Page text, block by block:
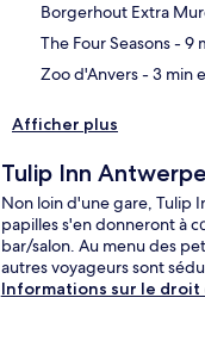
Borgerhout Extra
The Four Seasons- 9
Zoo d'Anvers- 3 min
Afficher plus
Tulip Inn
Non loin d'une gare, Tulip
papilles s'en donneront à
bar/salon. Au menu des
autres voyageurs sont
Informations sur le